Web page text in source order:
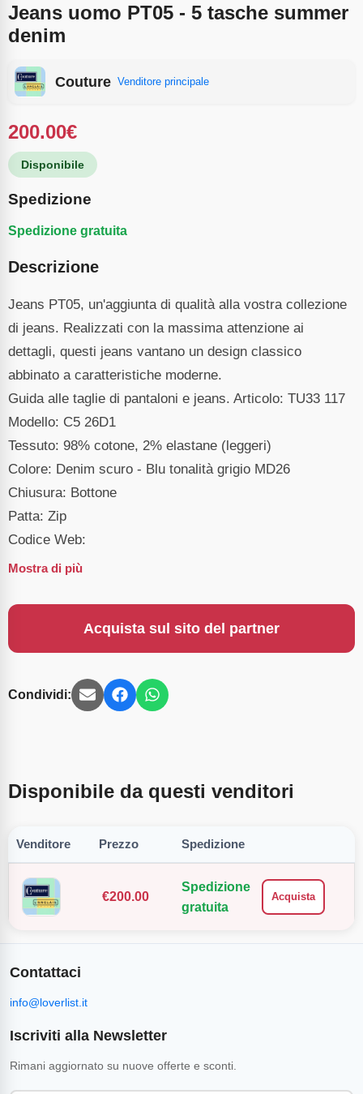
Jeans uomo PT05 - 5 tasche summer
denim
Couture Venditore principale
200.00€
Disponibile
Spedizione
Spedizione gratuita
Descrizione
Jeans PT05, un'aggiunta di qualità alla vostra collezione
di jeans. Realizzati con la massima attenzione ai
dettagli, questi jeans vantano un design classico
abbinato a caratteristiche moderne.
Guida alle taglie di pantaloni e jeans. Articolo: TU33 117
Modello: C5 26D1
Tessuto: 98% cotone, 2% elastane (leggeri)
Colore: Denim scuro - Blu tonalità grigio MD26
Chiusura: Bottone
Patta: Zip
Codice Web:
Mostra di più
Acquista sul sito del partner
Condividi:
Disponibile da questi venditori
Venditore Prezzo Spedizione
€200.00
Spedizione
gratuita
Acquista
Contattaci
info@loverlist.it
Iscriviti alla Newsletter
Rimani aggiornato su nuove offerte e sconti.